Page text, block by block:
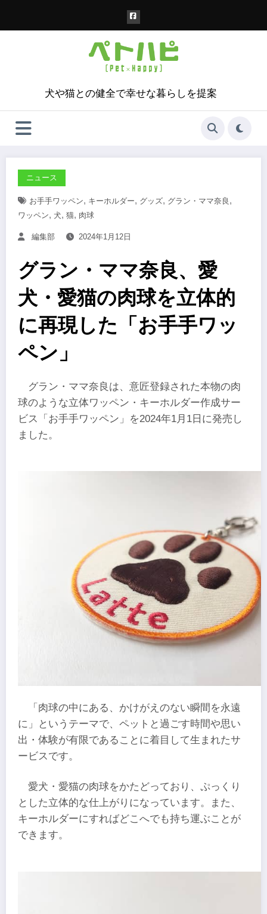
犬や猫との健全で幸せな暮らしを提案
ニュース
お手手ワッペン, キーホルダー, グッズ, グラン・ママ奈良 ,
ワッペン, 犬, 猫, 肉球
編集部 2024年1月12日
グラン・ママ奈良、愛
犬・愛猫の肉球を立体的
に再現した「お手手ワッ
ペン」
グラン・ママ奈良は、意匠登録された本物の肉
球のような立体ワッペン・キーホルダー作成サー
ビス「お手手ワッペン」を2024年1月1日に発売し
ました。
「肉球の中にある、かけがえのない瞬間を永遠
に」というテーマで、ペットと過ごす時間や思い
出・体験が有限であることに着目して生まれたサ
ービスです。
愛犬・愛猫の肉球をかたどっており、ぷっくり
とした立体的な仕上がりになっています。また、
キーホルダーにすればどこへでも持ち運ぶことが
できます。